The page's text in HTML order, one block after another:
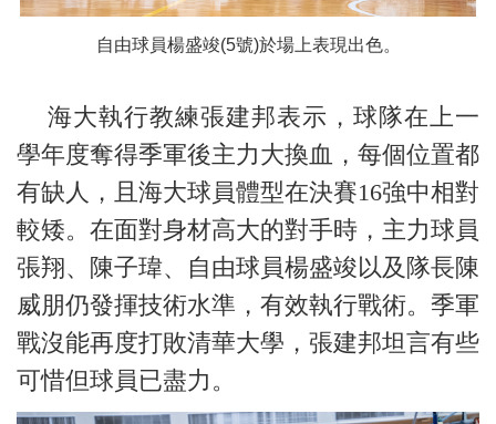
自由球員楊盛竣(5號)於場上表現出色。
海大執行教練張建邦表示，球隊在上一
學年度奪得季軍後主力大換血，每個位置都
有缺人，且海大球員體型在決賽16強中相對
較矮。在面對身材高大的對手時，主力球員
張翔、陳子瑋、自由球員楊盛竣以及隊長陳
威朋仍發揮技術水準，有效執行戰術。季軍
戰沒能再度打敗清華大學，張建邦坦言有些
可惜但球員已盡力。